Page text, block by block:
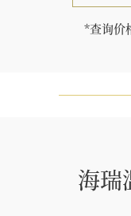
*查询价
每一件
海瑞